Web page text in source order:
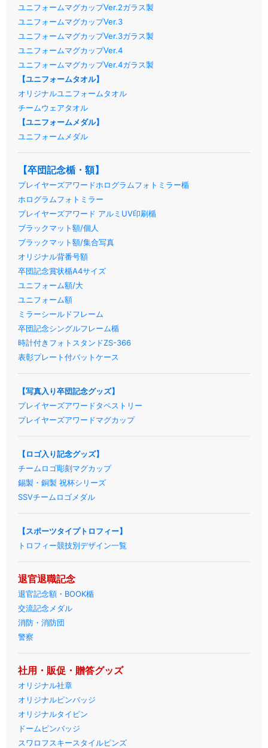
ユニフォームマグカップVer.2ガラス製
ユニフォームマグカップVer.3
ユニフォームマグカップVer.3ガラス製
ユニフォームマグカップVer.4
ユニフォームマグカップVer.4ガラス製
【ユニフォームタオル】
オリジナルユニフォームタオル
チームウェアタオル
【ユニフォームメダル】
ユニフォームメダル
【卒団記念楯・額】
プレイヤーズアワードホログラムフォトミラー楯
ホログラムフォトミラー
プレイヤーズアワード アルミUV印刷楯
ブラックマット額/個人
ブラックマット額/集合写真
オリジナル背番号額
卒団記念賞状楯A4サイズ
ユニフォーム額/大
ユニフォーム額
ミラーシールドフレーム
卒団記念シングルフレーム楯
時計付きフォトスタンドZS-366
表彰プレート付バットケース
【写真入り卒団記念グッズ】
プレイヤーズアワードタペストリー
プレイヤーズアワードマグカップ
【ロゴ入り記念グッズ】
チームロゴ彫刻マグカップ
錫製・銅製 祝杯シリーズ
SSVチームロゴメダル
【スポーツタイプトロフィー】
トロフィー競技別デザイン一覧
退官退職記念
退官記念額・BOOK楯
交流記念メダル
消防・消防団
警察
社用・販促・贈答グッズ
オリジナル社章
オリジナルピンバッジ
オリジナルタイピン
ドームピンバッジ
スワロフスキースタイルピンズ